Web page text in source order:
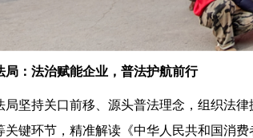
局：法治赋能企业，普法护航前行
持关口前移、源头普法理念，组织法律
关键环节，精准解读《中华人民共和国消